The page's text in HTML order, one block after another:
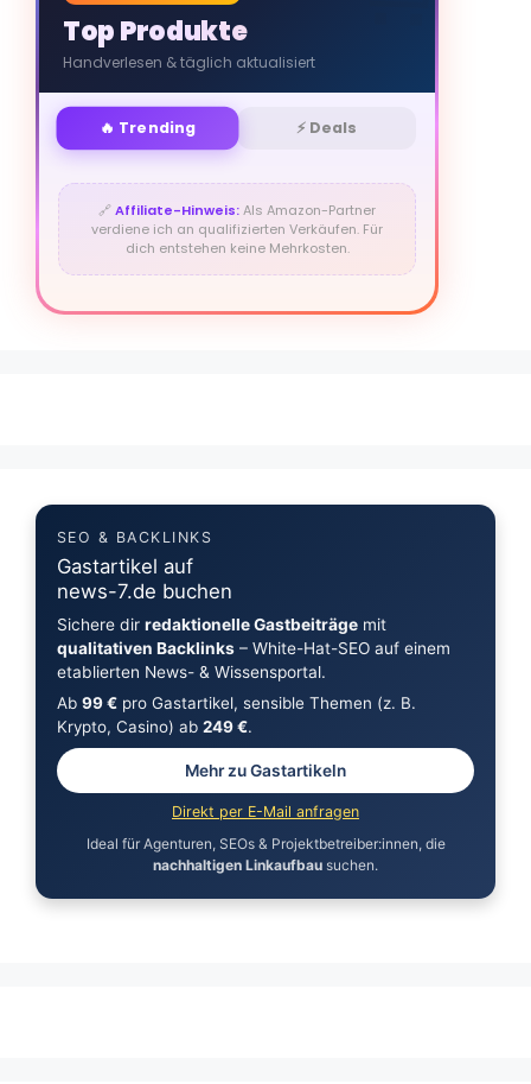
Top Produkte
Handverlesen & täglich aktualisiert
🔥 Trending ⚡ Deals
🔗Affiliate-Hinweis:Als Amazon-Partner
verdiene ich an qualifizierten Verkäufen. Für
dich entstehen keine Mehrkosten.
SEO & BACKLINKS
Gastartikel auf
news-7.de buchen
Sichere dir redaktionelle Gastbeiträgemit
qualitativen Backlinks– White-Hat-SEO auf einem
etablierten News- & Wissensportal.
Ab 99 €pro Gastartikel, sensible Themen (z. B.
Krypto, Casino) ab 249 €.
Mehr zu Gastartikeln
Direkt per E-Mail anfragen
Ideal für Agenturen, SEOs & Projektbetreiber:innen, die
nachhaltigen Linkaufbau suchen.